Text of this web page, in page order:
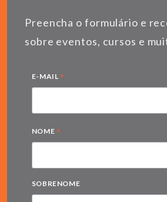
Preencha o formulário e
sobre eventos, cursos e
E-MAIL *
NOME *
SOBRENOME